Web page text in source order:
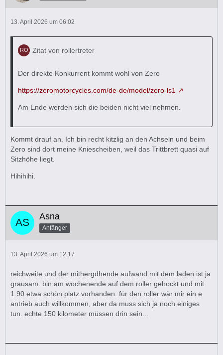
13. April 2026 um 06:02
Zitat von rollertreter
Der direkte Konkurrent kommt wohl von Zero
https://zeromotorcycles.com/de-de/model/zero-ls1
Am Ende werden sich die beiden nicht viel nehmen.
Kommt drauf an. Ich bin recht kitzlig an den Achseln und beim
Zero sind dort meine Kniescheiben, weil das Trittbrett quasi auf
Sitzhöhe liegt.
Hihihihi.
Asna
Anfänger
13. April 2026 um 12:17
reichweite und der mithergdhende aufwand mit dem laden ist ja
grausam. bin am wochenende auf dem roller gehockt und mit
1.90 etwa schön platz vorhanden. für den roller wär mir ein e
antrieb auch willkommen, aber da muss sich ja noch einiges
tun. echte 150 kilometer müssen drin sein...